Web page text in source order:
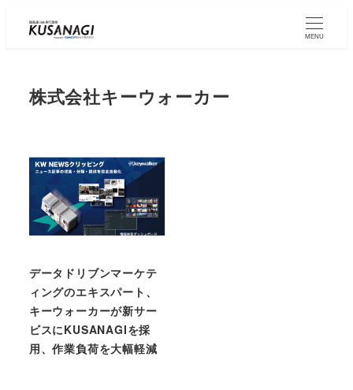
Skip
MENU
株式会社キーウォーカー
データドリブンマーケテ
ィングのエキスパート、
キーウォーカーが新サー
ビスにKUSANAGIを採
用、作業負荷を大幅軽減